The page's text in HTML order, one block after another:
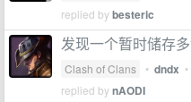
replied bybesteric
发现一个暂时储存
Clash of Clans • dndx •
replied bynAODI